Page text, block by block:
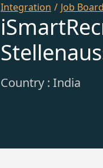
Integration / Job Board
Country : India